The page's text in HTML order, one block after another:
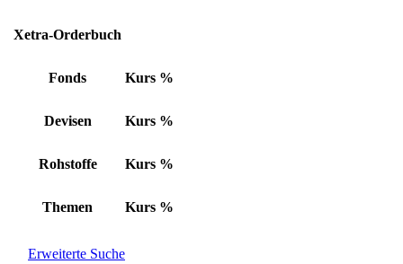
Xetra-Orderbuch
Fonds Kurs %
Devisen Kurs %
Rohstoffe Kurs %
Themen Kurs %
Erweiterte Suche